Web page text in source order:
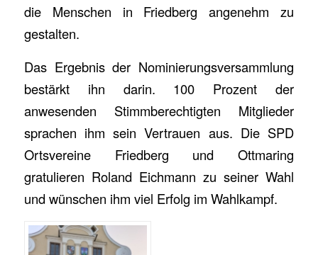
die Menschen in Friedberg angenehm zu
gestalten.
Das Ergebnis der Nominierungsversammlung
bestärkt ihn darin. 100 Prozent der
anwesenden Stimmberechtigten Mitglieder
sprachen ihm sein Vertrauen aus. Die SPD
Ortsvereine Friedberg und Ottmaring
gratulieren Roland Eichmann zu seiner Wahl
und wünschen ihm viel Erfolg im Wahlkampf.